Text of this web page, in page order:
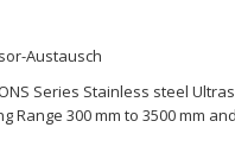
Austausch
Series Stainless steel
Range 300 mm to 3500 mm